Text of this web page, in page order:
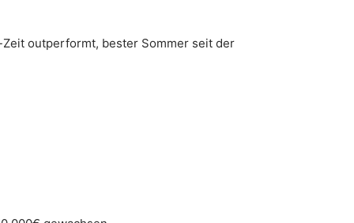
outperformt, bester Sommer seit der